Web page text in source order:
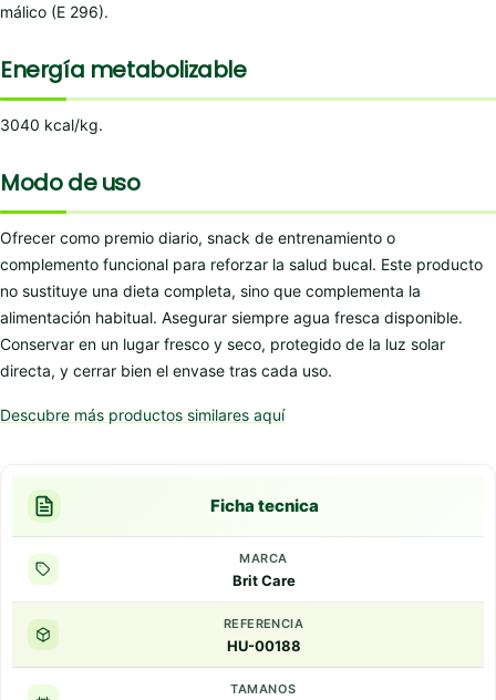
málico (E 296).
Energía metabolizable
3040 kcal/kg.
Modo de uso
Ofrecer como premio diario, snack de entrenamiento o
complemento funcional para reforzar la salud bucal. Este producto
no sustituye una dieta completa, sino que complementa la
alimentación habitual. Asegurar siempre agua fresca disponible.
Conservar en un lugar fresco y seco, protegido de la luz solar
directa, y cerrar bien el envase tras cada uso.
Descubre más productos similares aquí
Ficha tecnica
MARCA
Brit Care
REFERENCIA
HU-00188
TAMANOS